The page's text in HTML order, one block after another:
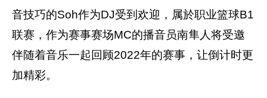
音技巧的Soh作为DJ受到欢迎，属於职业篮球B1
联赛，作为赛事赛场MC的播音员南隼人将受邀
伴随着音乐一起回顾2022年的赛事，让倒计时更
加精彩。